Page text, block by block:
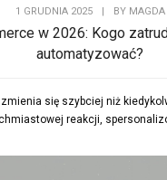
1 GRUDNIA 2025 | BY MAGDA
w 2026: Kogo
automatyzować?
się szybciej niż
reakcji,